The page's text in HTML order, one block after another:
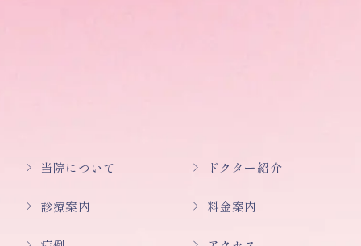
当院について ドクター紹介
診療案内 料金案内